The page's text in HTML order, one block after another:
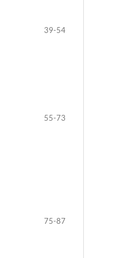
39-54
55-73
75-87